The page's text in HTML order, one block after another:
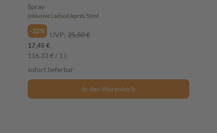
wasserfest, mit 4-fach Zellschutz, 150ml
Spray
inklusive Ladival Aprés 50ml
-32% UVP: 25,50 €
17,45 €
116,33 € / 1 l
sofort lieferbar
In den Warenkorb